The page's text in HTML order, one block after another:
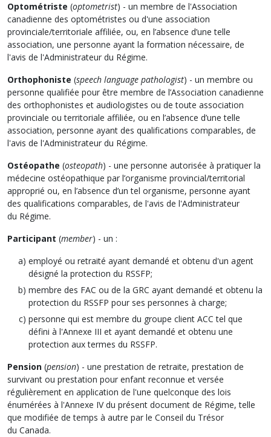
Optométriste (optometrist) - un membre de l'Association
canadienne des optométristes ou d'une association
provinciale/territoriale affiliée, ou, en l’absence d’une telle
association, une personne ayant la formation nécessaire, de
l'avis de l'Administrateur du Régime.
Orthophoniste (speech language pathologist) - un membre ou
personne qualifiée pour être membre de l’Association canadienne
des orthophonistes et audiologistes ou de toute association
provinciale ou territoriale affiliée, ou en l’absence d’une telle
association, personne ayant des qualifications comparables, de
l'avis de l'Administrateur du Régime.
Ostéopathe (osteopath) - une personne autorisée à pratiquer la
médecine ostéopathique par l’organisme provincial/territorial
approprié ou, en l’absence d’un tel organisme, personne ayant
des qualifications comparables, de l'avis de l'Administrateur
du Régime.
Participant (member) - un :
employé ou retraité ayant demandé et obtenu d'un agent
désigné la protection du RSSFP;
membre des FAC ou de la GRC ayant demandé et obtenu la
protection du RSSFP pour ses personnes à charge;
personne qui est membre du groupe client ACC tel que
défini à l'Annexe III et ayant demandé et obtenu une
protection aux termes du RSSFP.
Pension (pension) - une prestation de retraite, prestation de
survivant ou prestation pour enfant reconnue et versée
régulièrement en application de l'une quelconque des lois
énumérées à l'Annexe IV du présent document de Régime, telle
que modifiée de temps à autre par le Conseil du Trésor
du Canada.